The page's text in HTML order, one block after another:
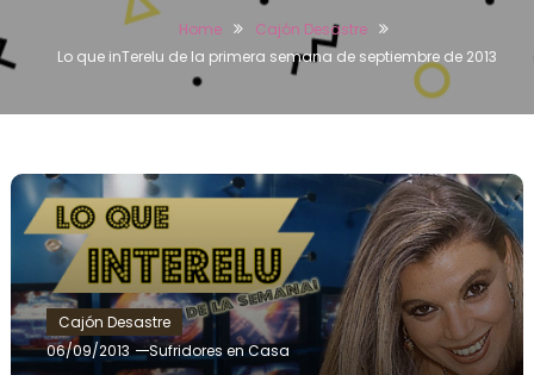
Home
Cajón Desastre
Lo que inTerelu de la primera semana de septiembre de 2013
Cajón Desastre
06/09/2013
Sufridores en Casa